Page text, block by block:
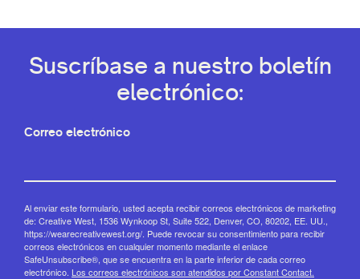
Suscríbase a nuestro boletín
electrónico:
Correo electrónico
Al enviar este formulario, usted acepta recibir correos electrónicos de marketing
de: Creative West, 1536 Wynkoop St, Suite 522, Denver, CO, 80202, EE. UU.,
https://wearecreativewest.org/. Puede revocar su consentimiento para recibir
correos electrónicos en cualquier momento mediante el enlace
SafeUnsubscribe®, que se encuentra en la parte inferior de cada correo
electrónico. Los correos electrónicos son atendidos por Constant Contact.